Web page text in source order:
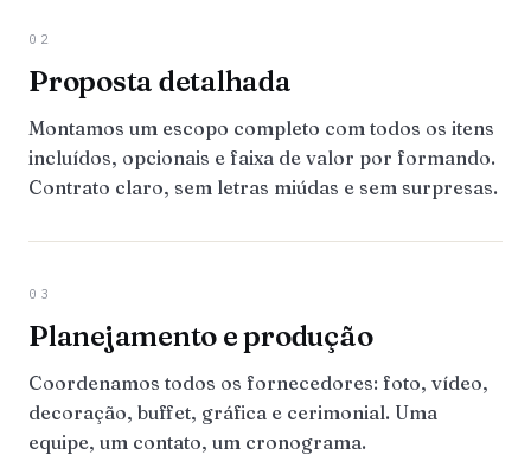
02
Proposta detalhada
Montamos um escopo completo com todos os itens
incluídos, opcionais e faixa de valor por formando.
Contrato claro, sem letras miúdas e sem surpresas.
03
Planejamento e produção
Coordenamos todos os fornecedores: foto, vídeo,
decoração, buffet, gráfica e cerimonial. Uma
equipe, um contato, um cronograma.